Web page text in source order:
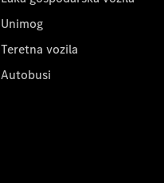
Unimog
Teretna vozila
Autobusi